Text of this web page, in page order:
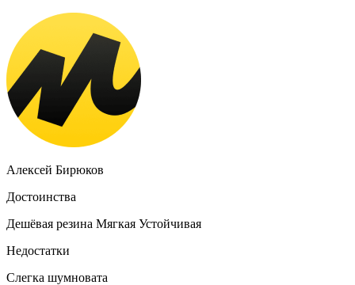
Алексей Бирюков
Достоинства
Дешёвая резина Мягкая Устойчивая
Недостатки
Слегка шумновата